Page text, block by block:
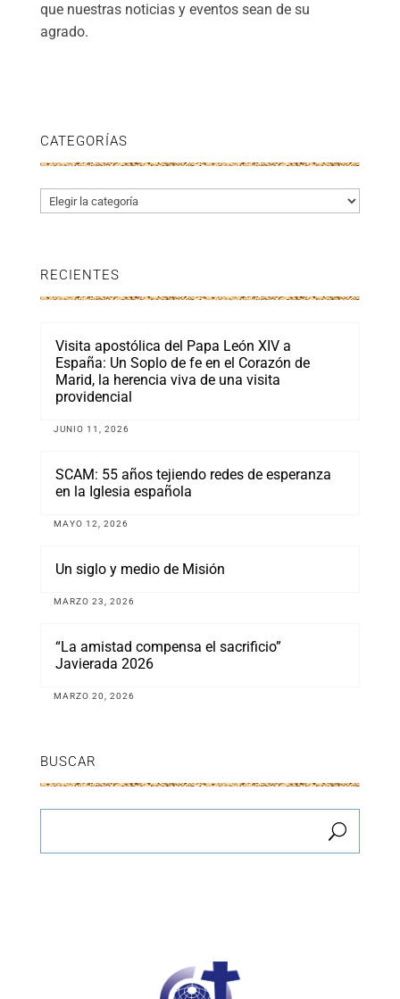
que nuestras noticias y eventos sean de su
agrado.
CATEGORÍAS
Categorías
RECIENTES
Visita apostólica del Papa León XIV a
España: Un Soplo de fe en el Corazón de
Marid, la herencia viva de una visita
providencial
JUNIO 11, 2026
SCAM: 55 años tejiendo redes de esperanza
en la Iglesia española
MAYO 12, 2026
Un siglo y medio de Misión
MARZO 23, 2026
“La amistad compensa el sacrificio”
Javierada 2026
MARZO 20, 2026
BUSCAR